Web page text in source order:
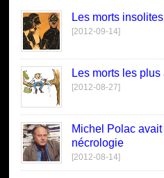
Les morts
[2012-09-14]
Les morts les
[2012-08-27]
Michel Polac
nécrologie
[2012-08-14]